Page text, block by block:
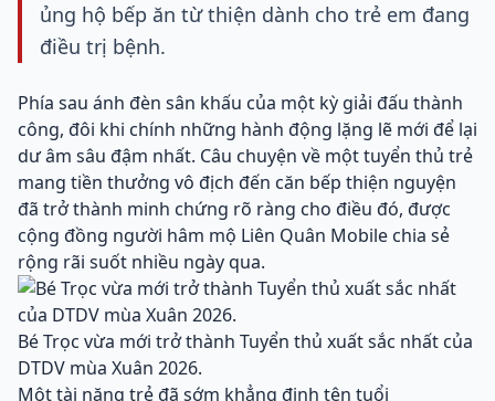
ủng hộ bếp ăn từ thiện dành cho trẻ em đang
điều trị bệnh.
Phía sau ánh đèn sân khấu của một kỳ giải đấu thành
công, đôi khi chính những hành động lặng lẽ mới để lại
dư âm sâu đậm nhất. Câu chuyện về một tuyển thủ trẻ
mang tiền thưởng vô địch đến căn bếp thiện nguyện
đã trở thành minh chứng rõ ràng cho điều đó, được
cộng đồng người hâm mộ Liên Quân Mobile chia sẻ
rộng rãi suốt nhiều ngày qua.
Bé Trọc vừa mới trở thành Tuyển thủ xuất sắc nhất của
DTDV mùa Xuân 2026.
Một tài năng trẻ đã sớm khẳng định tên tuổi